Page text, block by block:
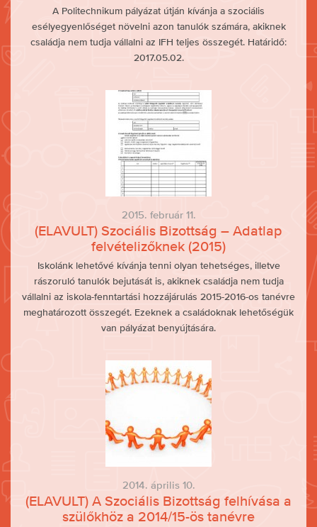
A Politechnikum pályázat útján kívánja a szociális
esélyegyenlőséget növelni azon tanulók számára, akiknek
családja nem tudja vállalni az IFH teljes összegét. Határidő:
2017.05.02.
2015. február 11.
(ELAVULT) Szociális Bizottság – Adatlap
felvételizőknek (2015)
Iskolánk lehetővé kívánja tenni olyan tehetséges, illetve
rászoruló tanulók bejutását is, akiknek családja nem tudja
vállalni az iskola-fenntartási hozzájárulás 2015-2016-os tanévre
meghatározott összegét. Ezeknek a családoknak lehetőségük
van pályázat benyújtására.
2014. április 10.
(ELAVULT) A Szociális Bizottság felhívása a
szülőkhöz a 2014/15-ös tanévre